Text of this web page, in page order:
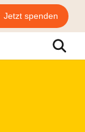
Jetzt spenden
Suche